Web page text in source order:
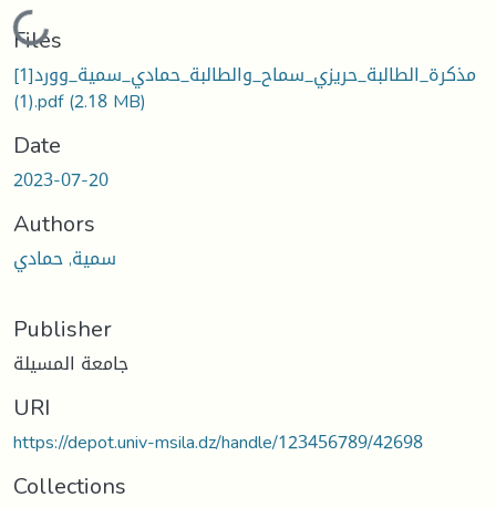
Loading...
Files
مذكرة_الطالبة_حريزي_سماح_والطالبة_حمادي_سمية_وورد[1]
(1).pdf(2.18 MB)
Date
2023-07-20
Authors
سمية, حمادي
Publisher
جامعة المسيلة
URI
https://depot.univ-msila.dz/handle/123456789/42698
Collections